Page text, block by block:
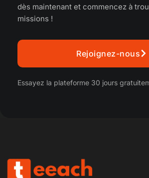
dès maintenant et commencez à
missions !
Rejoignez-nous
Essayez la plateforme 30 jours